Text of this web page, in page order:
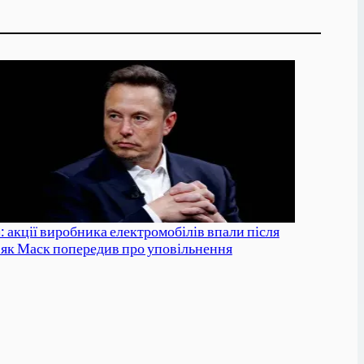
акції виробника електромобілів впали після
як Маск попередив про уповільнення